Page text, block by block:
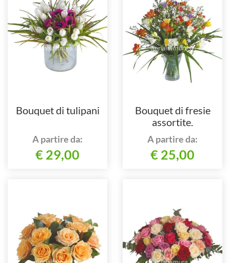
Bouquet di tulipani
A partire da:
€ 29,00
Bouquet di fresie
assortite.
A partire da:
€ 25,00